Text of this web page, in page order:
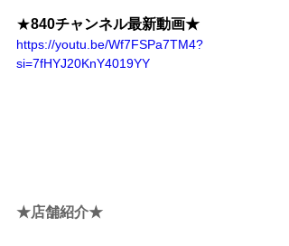
★840チャンネル最新動画★
https://youtu.be/Wf7FSPa7TM4?
si=7fHYJ20KnY4019YY
★店舗紹介★